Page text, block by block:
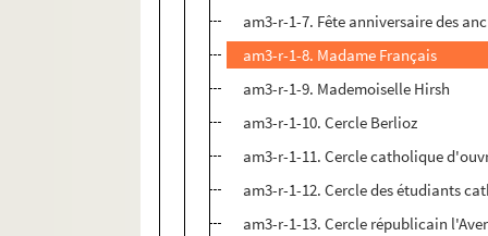
am3-r-1-7. Fête anniversaire des
am3-r-1-8. Madame Français
am3-r-1-9. Mademoiselle Hirsh
am3-r-1-10. Cercle Berlioz
am3-r-1-11. Cercle catholique
am3-r-1-12. Cercle des étudiants
am3-r-1-13. Cercle républicain